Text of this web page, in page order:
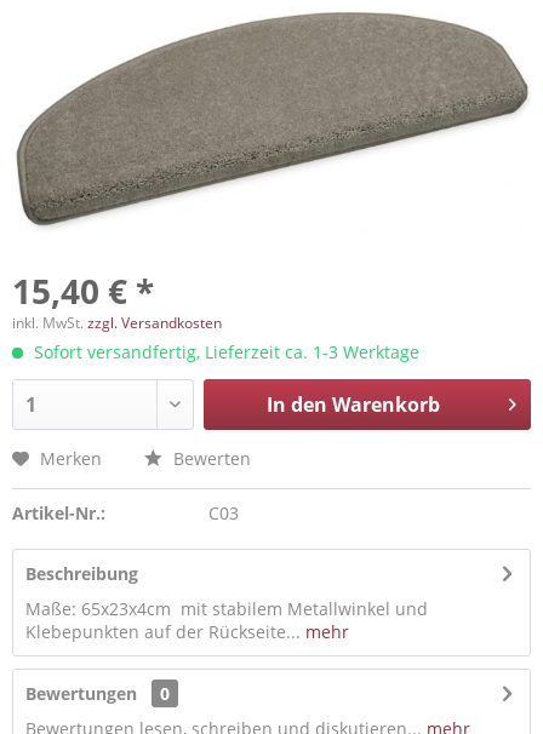
15,40 € *
inkl. MwSt. zzgl. Versandkosten
Sofort versandfertig, Lieferzeit ca. 1-3 Werktage
In den Warenkorb
Merken Bewerten
Artikel-Nr.: C03
Beschreibung
Maße: 65x23x4cm mit stabilem Metallwinkel und
Klebepunkten auf der Rückseite... mehr
Bewertungen
0
Bewertungen lesen, schreiben und diskutieren... mehr